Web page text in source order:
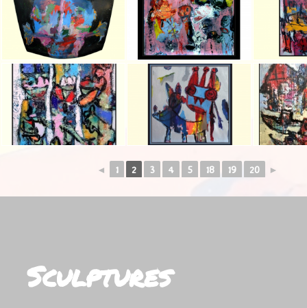
◄ 1 2 3 4 5 18 19 20 ►
Sculptures